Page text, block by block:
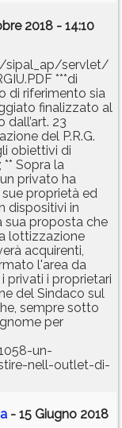
2018 - 14:10
sipal_ap/servlet/
***di
di riferimento sia
finalizzato al
23
del P.R.G.
obiettivi di
Sopra la
privato ha
proprietà ed
dispositivi in
sua proposta che
lottizzazione
acquirenti,
l'area da
privati i proprietari
del Sindaco sul
sempre sotto
per
un-
nell-outlet-di-
- 15 Giugno 2018